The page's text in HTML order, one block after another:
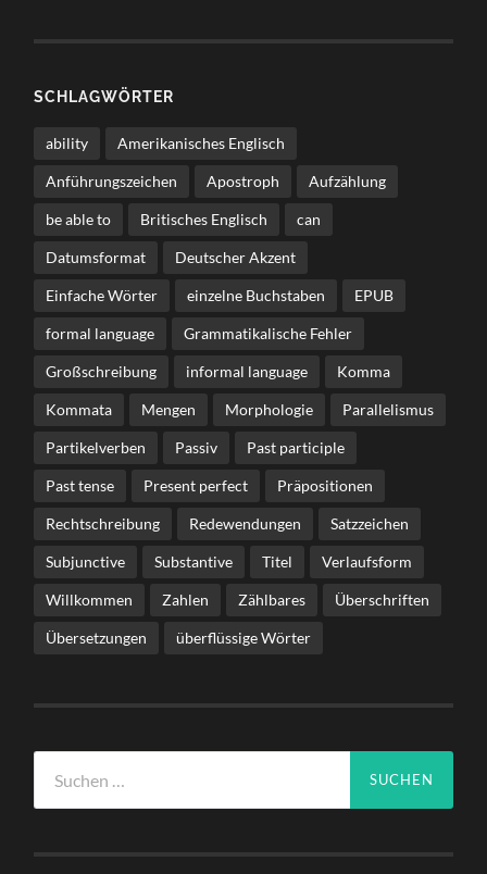
SCHLAGWÖRTER
ability Amerikanisches Englisch
Anführungszeichen Apostroph Aufzählung
be able to Britisches Englisch can
Datumsformat Deutscher Akzent
Einfache Wörter einzelne Buchstaben EPUB
formal language Grammatikalische Fehler
Großschreibung informal language Komma
Kommata Mengen Morphologie Parallelismus
Partikelverben Passiv Past participle
Past tense Present perfect Präpositionen
Rechtschreibung Redewendungen Satzzeichen
Subjunctive Substantive Titel Verlaufsform
Willkommen Zahlen Zählbares Überschriften
Übersetzungen überflüssige Wörter
nach: